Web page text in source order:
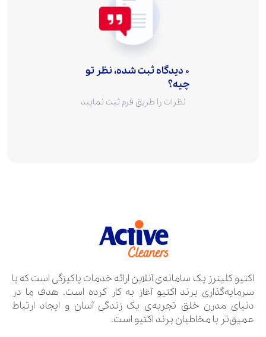
0 دیدگاه ثبت شده، نظر تو
چیه؟
نظرات را طریق فرم ثبت نمایید
اکتیو کلینرز یک سامانه‌ی آنلاین ارائه خدمات پاکیزگی است که با
سرمایه‌گذاری برند اکتیو آغاز به کار کرده است. هدف ما در
دنیای مدرن خلق تجربه‌ی یک زندگی آسان و ایجاد ارتباط
عمیق‌تر با مخاطبان برند اکتیو است.